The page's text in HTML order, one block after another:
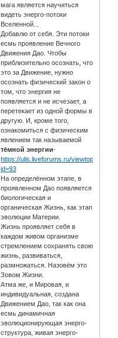
мага является научиться
видеть энерго-потоки
Вселенной...
Добавлю от себя. Эти потоки
есмь проявление Вечного
Движения Дао. Чтобы
приблизительно осознать, что
это за Движение, нужно
осознать физический закон о
том, что энергия не
появляется и не исчезает, а
перетекает из одной формы в
другую. И, кроме того,
ознакомиться с физическим
явлением так называемой
тёмной энергии-
https://ulis.liveforums.ru/viewtopic.php?
id=93
На определённом этапе, в
проявленном Дао появляется
биологическая и
органическая Жизнь, как этап
эволюции Материи.
Жизнь проявляет себя в
каждом живом организме
стремлением сохранять свою
жизнь, развиваться,
размножаться. Назовём это
Зовом Жизни.
Атма же, и Мировая, и
индивидуальная, создана
Движением Дао, так как она
есмь динамичная
эволюционирующая энерго-
структура, живая энерго-